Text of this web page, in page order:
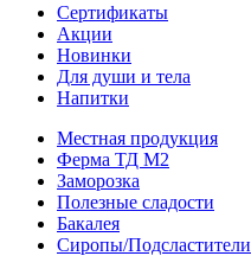
Сертификаты
Акции
Новинки
Для души и тела
Напитки
Местная продукция
Ферма ТД М2
Заморозка
Полезные сладости
Бакалея
Сиропы/Подсластители